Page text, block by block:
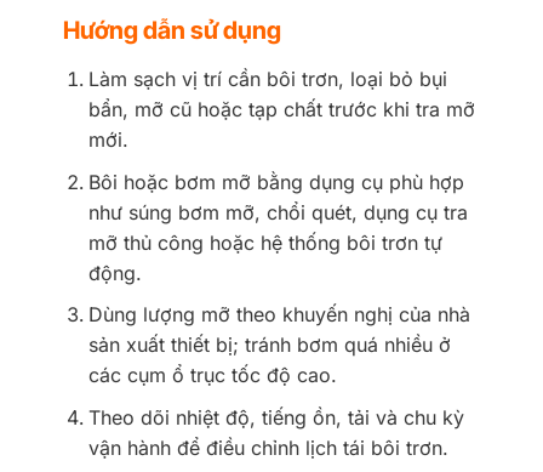
Hướng dẫn sử dụng
Làm sạch vị trí cần bôi trơn, loại bỏ bụi
bẩn, mỡ cũ hoặc tạp chất trước khi tra mỡ
mới.
Bôi hoặc bơm mỡ bằng dụng cụ phù hợp
như súng bơm mỡ, chổi quét, dụng cụ tra
mỡ thủ công hoặc hệ thống bôi trơn tự
động.
Dùng lượng mỡ theo khuyến nghị của nhà
sản xuất thiết bị; tránh bơm quá nhiều ở
các cụm ổ trục tốc độ cao.
Theo dõi nhiệt độ, tiếng ồn, tải và chu kỳ
vận hành để điều chỉnh lịch tái bôi trơn.